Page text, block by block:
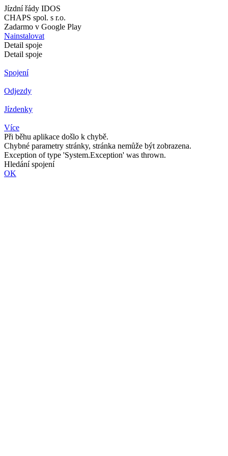
Jízdní řády IDOS
CHAPS spol. s r.o.
Zadarmo v Google Play
Nainstalovat
Detail spoje
Detail spoje
Spojení
Odjezdy
Jízdenky
Více
Při běhu aplikace došlo k chybě.
Chybné parametry stránky, stránka nemůže být zobrazena.
Exception of type 'System.Exception' was thrown.
Hledání spojení
OK